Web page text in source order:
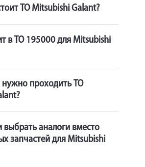
ТО Mitsubishi Galant?
в ТО 195000 для Mitsubishi
нужно проходить ТО
аналоги вместо
запчастей для Mitsubishi